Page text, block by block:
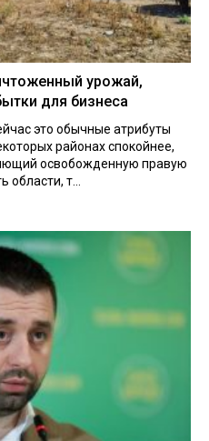
урожай,
для бизнеса
это обычные атрибуты
районах спокойнее,
освобожденную правую
т...